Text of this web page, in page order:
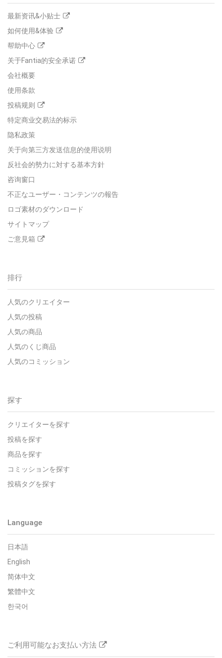
最新资讯&小贴士
如何使用&体验
帮助中心
关于Fantia的安全承诺
会社概要
使用条款
投稿规则
特定商业交易法的标示
隐私政策
关于向第三方发送信息的使用说明
反社会的勢力に対する基本方針
咨询窗口
不正なユーザー・コンテンツの報告
ロゴ素材のダウンロード
サイトマップ
ご意見箱
排行
人気のクリエイター
人気の投稿
人気の商品
人気のくじ商品
人気のコミッション
探す
クリエイターを探す
投稿を探す
商品を探す
コミッションを探す
投稿タグを探す
Language
日本語
English
简体中文
繁體中文
한국어
ご利用可能なお支払い方法